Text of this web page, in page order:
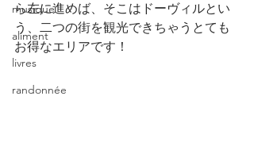
musique
aliment
livres
randonnée
ら左に進めば、そこはドーヴィルとい
う、二つの街を観光できちゃうとても
お得なエリアです！